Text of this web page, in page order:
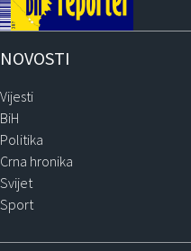
NOVOSTI
Vijesti
BiH
Politika
Crna hronika
Svijet
Sport